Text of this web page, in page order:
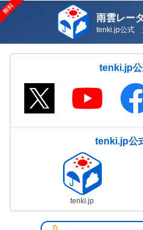
雨雲レー
tenki.jp公式
tenki.jp
tenki.jp公
tenki.jp